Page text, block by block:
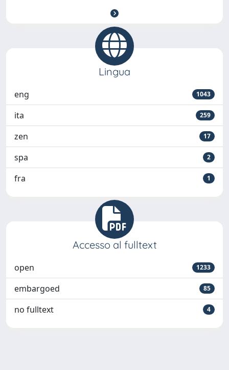
Lingua
eng 1043
ita 259
zen 17
spa 2
fra 1
Accesso al fulltext
open 1233
embargoed 85
no fulltext 4